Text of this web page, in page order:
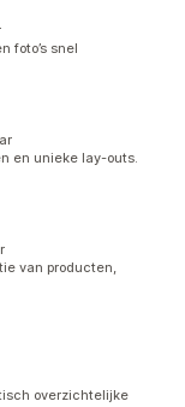
foto’s snel
en unieke lay-outs.
van producten,
overzichtelijke